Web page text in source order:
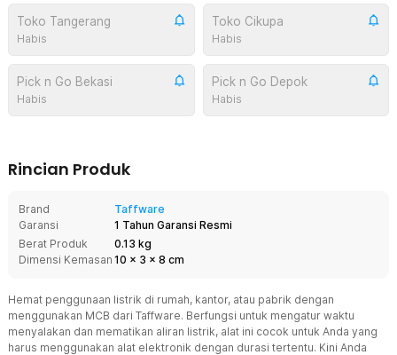
Toko Tangerang
Habis
Toko Cikupa
Habis
Pick n Go Bekasi
Habis
Pick n Go Depok
Habis
Rincian Produk
Brand
Taffware
Garansi
1 Tahun Garansi Resmi
Berat Produk
0.13 kg
Dimensi Kemasan 10 x 3 x 8 cm
Hemat penggunaan listrik di rumah, kantor, atau pabrik dengan
menggunakan MCB dari Taffware. Berfungsi untuk mengatur waktu
menyalakan dan mematikan aliran listrik, alat ini cocok untuk Anda yang
harus menggunakan alat elektronik dengan durasi tertentu. Kini Anda